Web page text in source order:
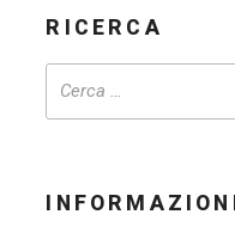
RICERCA